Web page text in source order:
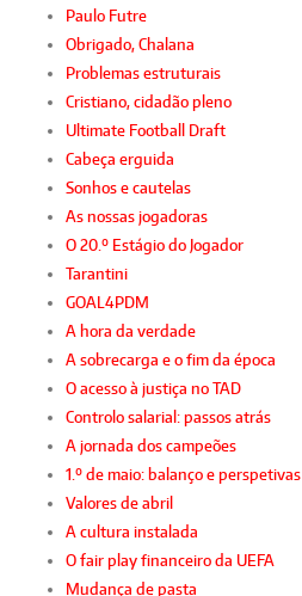
Paulo Futre
Obrigado, Chalana
Problemas estruturais
Cristiano, cidadão pleno
Ultimate Football Draft
Cabeça erguida
Sonhos e cautelas
As nossas jogadoras
O 20.º Estágio do Jogador
Tarantini
GOAL4PDM
A hora da verdade
A sobrecarga e o fim da época
O acesso à justiça no TAD
Controlo salarial: passos atrás
A jornada dos campeões
1.º de maio: balanço e perspetivas
Valores de abril
A cultura instalada
O fair play financeiro da UEFA
Mudança de pasta